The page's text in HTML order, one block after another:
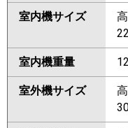
室内機サイズ
室内機重量
室外機サイズ